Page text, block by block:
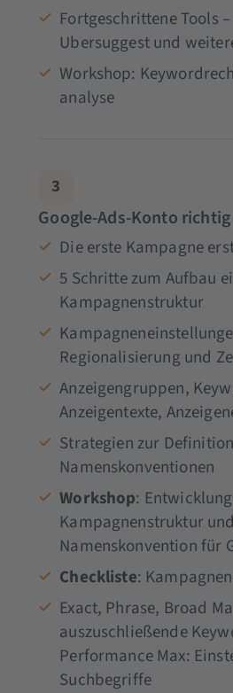
Fortgeschrittene Tools
Ubersuggest und
Workshop:
analyse
3
Google-Ads-Konto
Die erste Kampagne
5 Schritte zum Aufbau
Kampagnenstruktur
Regionalisierung und
Anzeigengruppen,
Anzeigentexte,
Strategien zur
Namenskonventionen
Workshop:
Kampagnenstruktur und
Namenskonvention für
Checkliste:
Exact, Phrase, Broad
auszuschließende
Performance Max:
Suchbegriffe